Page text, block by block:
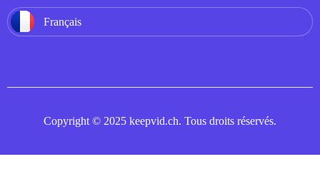
Français
Copyright © 2025 keepvid.ch. Tous droits réservés.